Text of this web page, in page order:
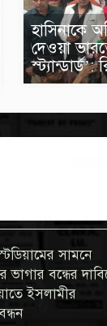
হাসিনাকে
দেওয়া
স্ট্যান্ডার্ড’:
সামনে
ভাগার বন্ধের
ইসলামীর